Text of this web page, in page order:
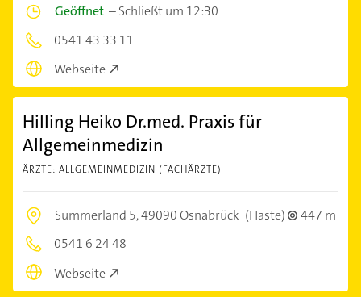
Geöffnet –Schließt um 12:30
0541 43 33 11
Webseite
Hilling Heiko Dr.med. Praxis für
Allgemeinmedizin
ÄRZTE: ALLGEMEINMEDIZIN (FACHÄRZTE)
Summerland 5,49090 Osnabrück (Haste)
447 m
0541 6 24 48
Webseite